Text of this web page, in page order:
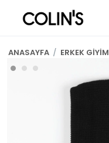
ANASAYFA / ERKEK GİYİM